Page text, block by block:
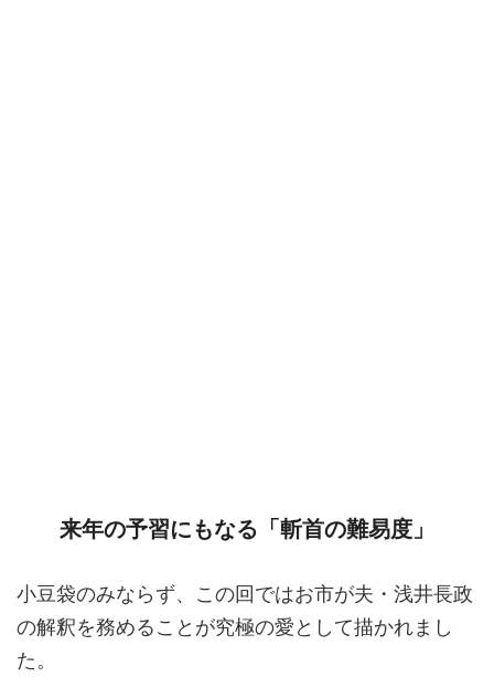
来年の予習にもなる「斬首の難易度」
小豆袋のみならず、この回ではお市が夫・浅井長政
の解釈を務めることが究極の愛として描かれまし
た。